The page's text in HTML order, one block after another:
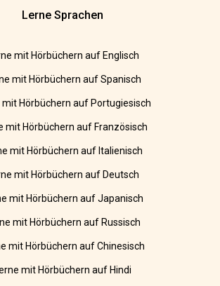
Lerne Sprachen
mit Hörbüchern auf Englisch
mit Hörbüchern auf Spanisch
mit Hörbüchern auf Portugiesisch
mit Hörbüchern auf Französisch
mit Hörbüchern auf Italienisch
mit Hörbüchern auf Deutsch
mit Hörbüchern auf Japanisch
mit Hörbüchern auf Russisch
mit Hörbüchern auf Chinesisch
mit Hörbüchern auf Hindi